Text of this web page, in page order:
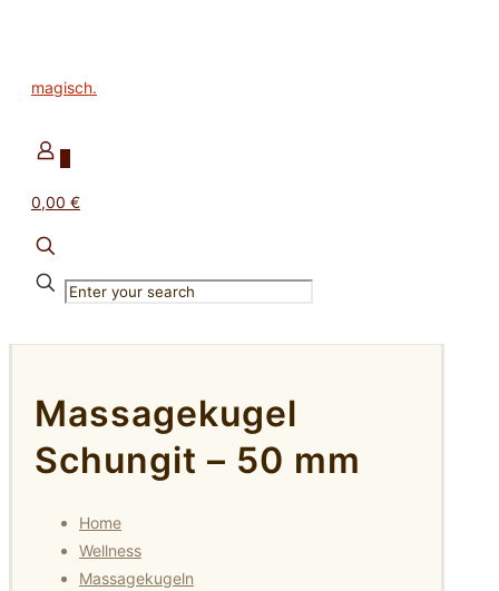
0,00 €
Massagekugel
Schungit – 50 mm
Home
Wellness
Massagekugeln